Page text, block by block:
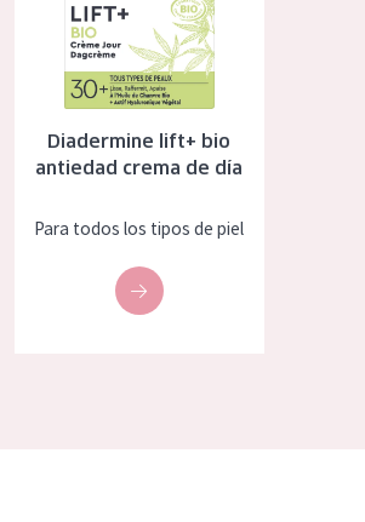
Expert
TIPO DE PIEL
Piel sensible
Piel mixata o grasa
Piel madura
Diadermine lift+ bio
antiedad crema de día
Para todos los tipos de piel